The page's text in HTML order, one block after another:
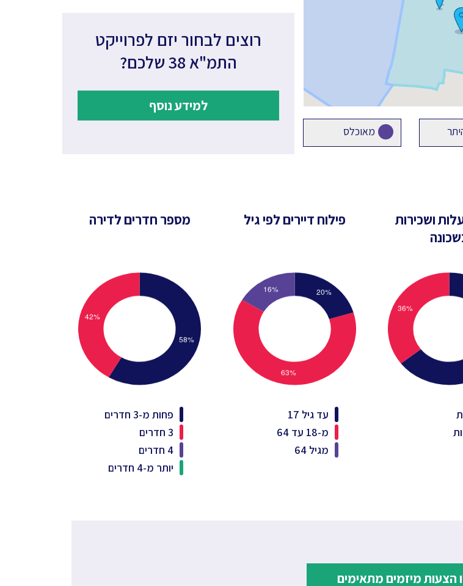
מאוכלס
רוצים לבחור יזם לפרוייקט
התמ"א 38 שלכם?
למידע נוסף
ושכירות
פילוח דיירים לפי גיל
עד גיל 17
מ-18 עד 64
מגיל 64
מספר חדרים לדירה
פחות מ-3 חדרים
3 חדרים
4 חדרים
יותר מ-4 חדרים
הצעות מיזמים מתאימים